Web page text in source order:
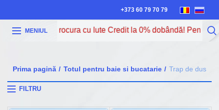
+373 60 79 70 79
MENIUL
poți procura cu Iute Credit la 0% dobândă! Pentru mai
Prima pagină Totul pentru baie si bucatarie Trap de dus
FILTRU